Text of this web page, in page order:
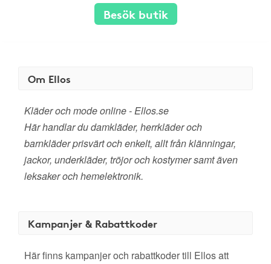
Besök butik
Om Ellos
Kläder och mode online - Ellos.se
Här handlar du damkläder, herrkläder och
barnkläder prisvärt och enkelt, allt från klänningar,
jackor, underkläder, tröjor och kostymer samt även
leksaker och hemelektronik.
Kampanjer & Rabattkoder
Här finns kampanjer och rabattkoder till Ellos att